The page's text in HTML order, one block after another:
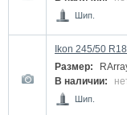
Шип.
Ikon 245/50
Размер:
В наличии:
Шип.